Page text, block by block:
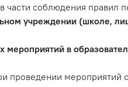
соблюдения правил
учреждении (школе,
мероприятий в
проведении